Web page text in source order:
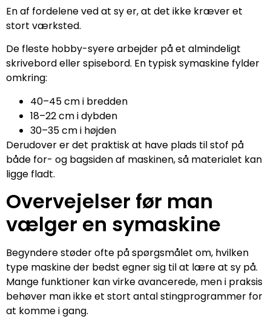
En af fordelene ved at sy er, at det ikke kræver et
stort værksted.
De fleste hobby-syere arbejder på et almindeligt
skrivebord eller spisebord. En typisk symaskine fylder
omkring:
40–45 cm i bredden
18–22 cm i dybden
30–35 cm i højden
Derudover er det praktisk at have plads til stof på
både for- og bagsiden af maskinen, så materialet kan
ligge fladt.
Overvejelser før man
vælger en symaskine
Begyndere støder ofte på spørgsmålet om, hvilken
type maskine der bedst egner sig til at lære at sy på.
Mange funktioner kan virke avancerede, men i praksis
behøver man ikke et stort antal stingprogrammer for
at komme i gang.